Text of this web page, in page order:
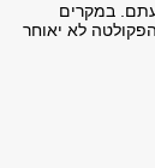
במקרים
לא יאוחר